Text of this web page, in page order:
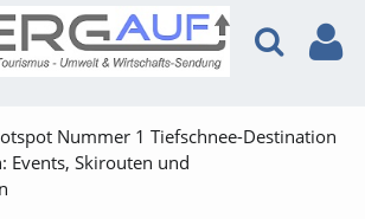
Nummer 1 Tiefschnee-Destination
Events, Skirouten und